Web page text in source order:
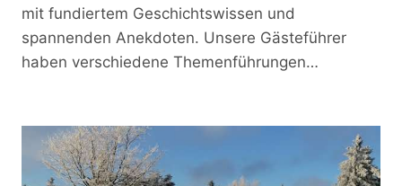
mit fundiertem Geschichtswissen und
spannenden Anekdoten. Unsere Gästeführer
haben verschiedene Themenführungen…